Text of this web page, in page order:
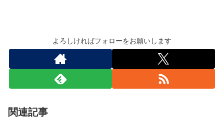
よろしければフォローをお願いします
関連記事